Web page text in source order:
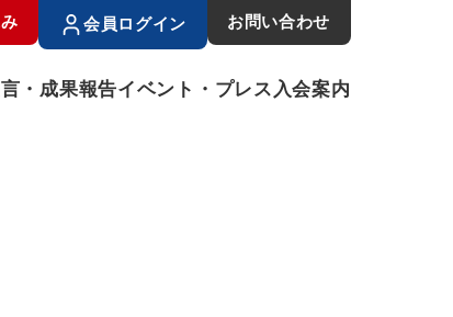
・成果報告イベント・プレス 入会案内
会員ログイン お問い合わせ